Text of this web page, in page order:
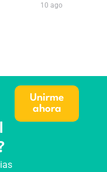
10 agosto, 2026
Unirme
ahora